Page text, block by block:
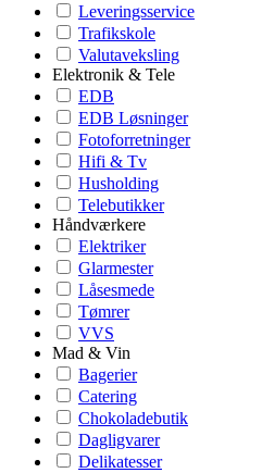
Leveringsservice
Trafikskole
Valutaveksling
Elektronik & Tele
EDB
EDB Løsninger
Fotoforretninger
Hifi & Tv
Husholding
Telebutikker
Håndværkere
Elektriker
Glarmester
Låsesmede
Tømrer
VVS
Mad & Vin
Bagerier
Catering
Chokoladebutik
Dagligvarer
Delikatesser